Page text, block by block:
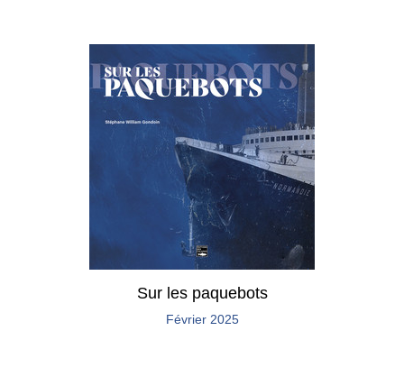
Sur les paquebots
Février 2025